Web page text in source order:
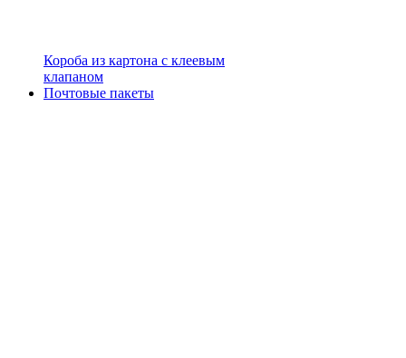
Короба из картона с клеевым
клапаном
Почтовые пакеты